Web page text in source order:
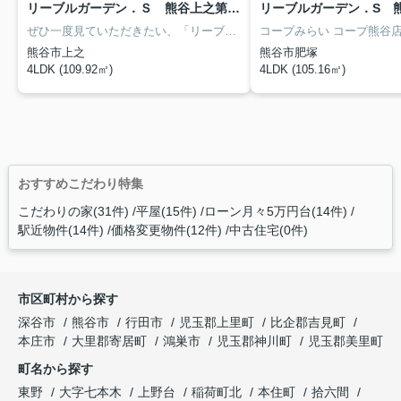
リーブルガーデン．Ｓ 熊谷上之第７ １号棟
ぜひ一度見ていただきたい、「リーブルガーデン．Ｓ 熊谷上之第７ 」です。小学校が十分通学できる範囲にあります。熊谷市立成田星宮小学校が徒歩10分です。こちらは南向きの物件です。不動産をお探しなら、当社にお任せください。当社は数多くの不動産情報を取り扱っております。ぜひ当社での不動産探しをご検討ください。
熊谷市上之
4LDK (109.92㎡)
熊谷市肥塚
4LDK (105.16㎡)
おすすめこだわり特集
こだわりの家(31件) 平屋(15件) ローン月々5万円台(14件)
駅近物件(14件) 価格変更物件(12件) 中古住宅(0件)
市区町村から探す
深谷市
熊谷市 行田市 児玉郡上里町
比企郡吉見町
本庄市
大里郡寄居町 鴻巣市 児玉郡神川町
児玉郡美里町
町名から探す
東野
大字七本木 上野台 稲荷町北 本住町
拾六間